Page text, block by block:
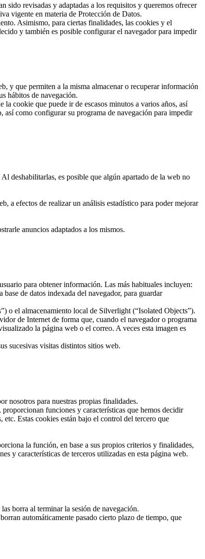
revisadas y adaptadas a los requisitos y queremos ofrecer
vigente en materia de Protección de Datos.
Asimismo, para ciertas finalidades, las cookies y el
y también es posible configurar el navegador para impedir
y que permiten a la misma almacenar o recuperar información
hábitos de navegación.
cookie que puede ir de escasos minutos a varios años, así
como configurar su programa de navegación para impedir
deshabilitarlas, es posible que algún apartado de la web no
a efectos de realizar un análisis estadístico para poder mejorar
anuncios adaptados a los mismos.
para obtener información. Las más habituales incluyen:
de datos indexada del navegador, para guardar
o el almacenamiento local de Silverlight (“Isolated Objects”).
de Internet de forma que, cuando el navegador o programa
la página web o el correo. A veces esta imagen es
sucesivas visitas distintos sitios web.
nosotros para nuestras propias finalidades.
funciones y características que hemos decidir
Estas cookies están bajo el control del tercero que
la función, en base a sus propios criterios y finalidades,
y características de terceros utilizadas en esta página web.
borra al terminar la sesión de navegación.
automáticamente pasado cierto plazo de tiempo, que